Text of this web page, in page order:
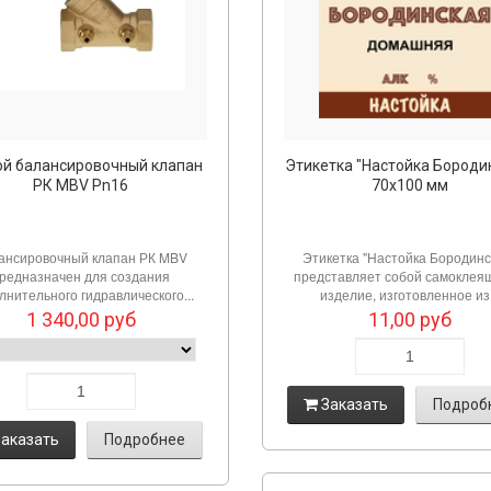
балансировочный клапан
РК MBV Pn16
клапан РК MBV
для создания
гидравлического...
1 340,00 руб
Подробнее
Этикетка "Настойка
70х100 мм
Этикетка "Настойка
представляет собой
изделие, изготовленное
11,00 руб
Заказать